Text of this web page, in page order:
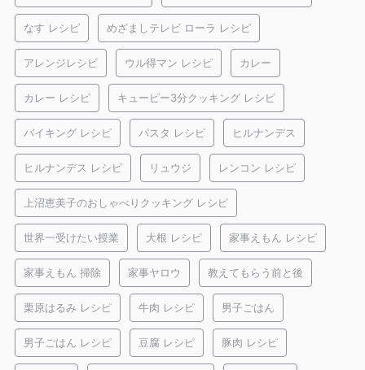
なす レシピ めざましテレビ ローラ レシピ
アレンジレシピ ウル得マン レシピ カレー
カレー レシピ キューピー3分クッキング レシピ
バイキング レシピ パスタ レシピ ヒルナンデス
ヒルナンデス レシピ リュウジ レンコン レシピ
上沼恵美子のおしゃべりクッキング レシピ
世界一受けたい授業 大根 レシピ 家事えもん レシピ
家事えもん 掃除 家事ヤロウ 教えてもらう前と後
栗原はるみ レシピ 牛肉 レシピ 男子ごはん
男子ごはん レシピ 豆腐 レシピ 豚肉 レシピ